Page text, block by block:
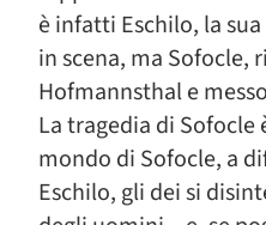
è infatti Eschilo, la
in scena, ma Sofocle,
Hofmannsthal e
La tragedia di Sofocle
mondo di Sofocle, a
Eschilo, gli dei si